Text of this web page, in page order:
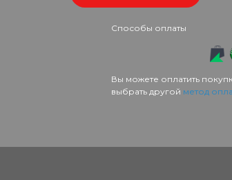
Способы оплаты
Вы можете оплатить
выбрать другой метод